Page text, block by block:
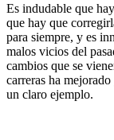
Es indudable que
que hay que
para siempre, y es
malos vicios del
cambios que se
carreras ha
un claro ejemplo.